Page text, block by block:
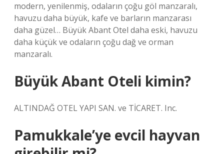
modern, yenilenmiş, odaların çoğu göl manzaralı,
havuzu daha büyük, kafe ve barların manzarası
daha güzel… Büyük Abant Otel daha eski, havuzu
daha küçük ve odaların çoğu dağ ve orman
manzaralı.
Büyük Abant Oteli kimin?
ALTINDAĞ OTEL YAPI SAN. ve TİCARET. Inc.
Pamukkale’ye evcil hayvan